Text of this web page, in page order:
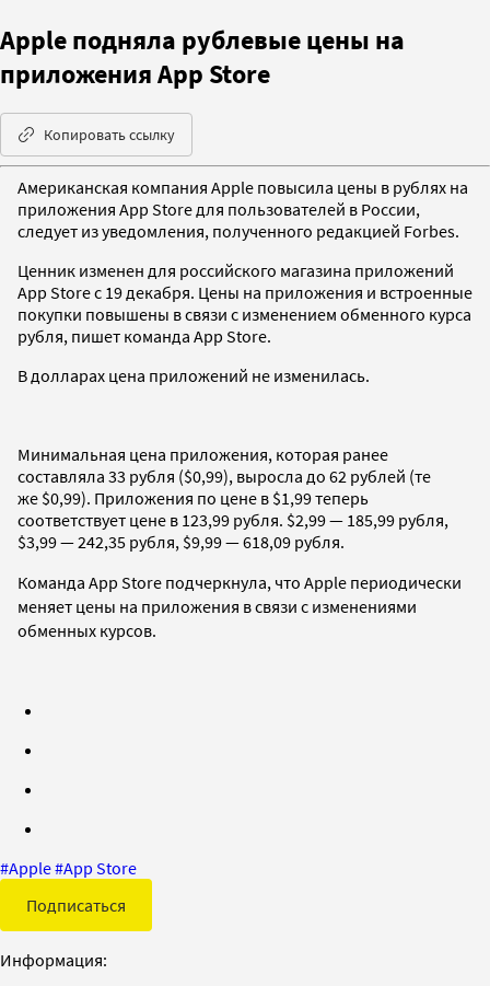
Apple подняла рублевые цены на
приложения App Store
Копировать ссылку
Американская компания Apple повысила цены в рублях на
приложения App Store для пользователей в России,
следует из уведомления, полученного редакцией Forbes.
Ценник изменен для российского магазина приложений
App Store с 19 декабря. Цены на приложения и встроенные
покупки повышены в связи с изменением обменного курса
рубля, пишет команда App Store.
В долларах цена приложений не изменилась.
Минимальная цена приложения, которая ранее
составляла 33 рубля ($0,99), выросла до 62 рублей (те
же $0,99). Приложения по цене в $1,99 теперь
соответствует цене в 123,99 рубля. $2,99 — 185,99 рубля,
$3,99 — 242,35 рубля, $9,99 — 618,09 рубля.
Команда App Store подчеркнула, что Apple периодически
меняет цены на приложения в связи с изменениями
обменных курсов.
#Apple#App Store
Подписаться
Информация: